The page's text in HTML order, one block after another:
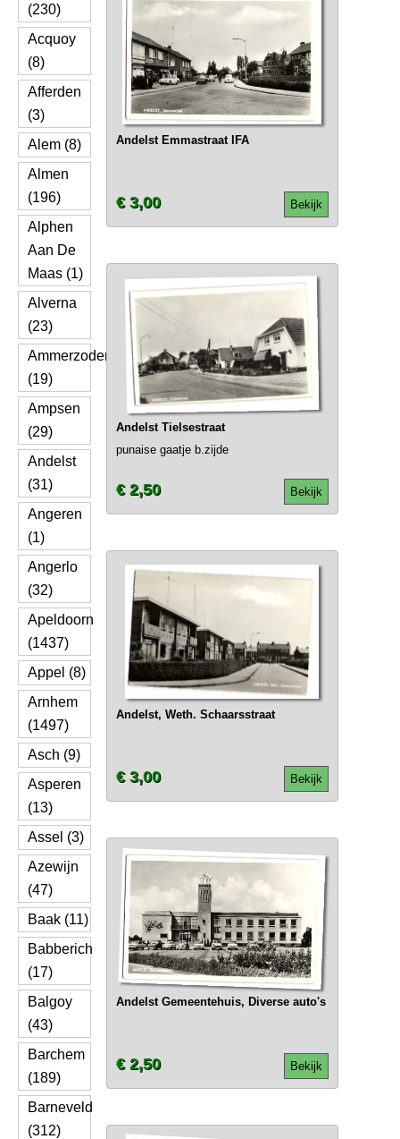
(230)
Acquoy
(8)
Afferden
(3)
Alem (8)
Almen
(196)
Alphen
Aan De
Maas (1)
Alverna
(23)
Ammerzoden
(19)
Ampsen
(29)
Andelst
(31)
Angeren
(1)
Angerlo
(32)
Apeldoorn
(1437)
Appel (8)
Arnhem
(1497)
Asch (9)
Asperen
(13)
Assel (3)
Azewijn
(47)
Baak (11)
Babberich
(17)
Balgoy
(43)
Barchem
(189)
Barneveld
(312)
Andelst Emmastraat IFA
Bekijk
€ 3,00
Andelst Tielsestraat
punaise gaatje b.zijde
Bekijk
€ 2,50
Andelst, Weth. Schaarsstraat
Bekijk
€ 3,00
Andelst Gemeentehuis, Diverse auto's
Bekijk
€ 2,50